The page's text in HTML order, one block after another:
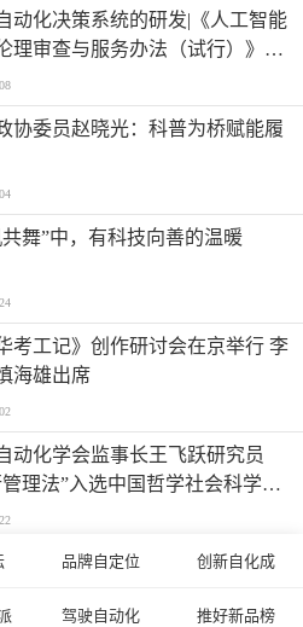
动化决策系统的研发|《人工智能
理审查与服务办法（试行）》印
协委员赵晓光：科普为桥赋能履
舞”中，有科技向善的温暖
考工记》创作研讨会在京举行 李
海雄出席
动化学会监事长王飞跃研究员
理法”入选中国哲学社会科学原
方法
所！宁德时代青柠计划启动
品牌自定位 创新自化成
驾驶自动化 推好新品榜